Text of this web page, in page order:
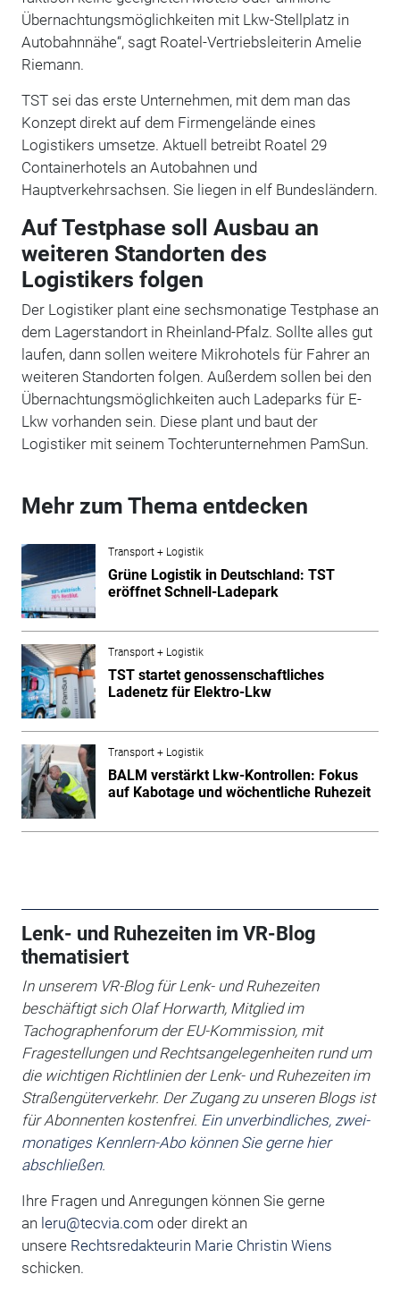
Übernachtungsmöglichkeiten mit Lkw-Stellplatz in
Autobahnnähe“, sagt Roatel-Vertriebsleiterin Amelie
Riemann.
TST sei das erste Unternehmen, mit dem man das
Konzept direkt auf dem Firmengelände eines
Logistikers umsetze. Aktuell betreibt Roatel 29
Containerhotels an Autobahnen und
Hauptverkehrsachsen. Sie liegen in elf Bundesländern.
Auf Testphase soll Ausbau an
weiteren Standorten des
Logistikers folgen
Der Logistiker plant eine sechsmonatige Testphase an
dem Lagerstandort in Rheinland-Pfalz. Sollte alles gut
laufen, dann sollen weitere Mikrohotels für Fahrer an
weiteren Standorten folgen. Außerdem sollen bei den
Übernachtungsmöglichkeiten auch Ladeparks für E-
Lkw vorhanden sein. Diese plant und baut der
Logistiker mit seinem Tochterunternehmen PamSun.
Mehr zum Thema entdecken
Transport + Logistik
Grüne Logistik in Deutschland: TST
eröffnet Schnell-Ladepark
Transport + Logistik
TST startet genossenschaftliches
Ladenetz für Elektro-Lkw
Transport + Logistik
BALM verstärkt Lkw-Kontrollen: Fokus
auf Kabotage und wöchentliche Ruhezeit
Lenk- und Ruhezeiten im VR-Blog
thematisiert
In unserem VR-Blog für Lenk- und Ruhezeiten
beschäftigt sich Olaf Horwarth, Mitglied im
Tachographenforum der EU-Kommission, mit
Fragestellungen und Rechtsangelegenheiten rund um
die wichtigen Richtlinien der Lenk- und Ruhezeiten im
Straßengüterverkehr. Der Zugang zu unseren Blogs ist
für Abonnenten kostenfrei. Ein unverbindliches, zwei-
monatiges Kennlern-Abo können Sie gerne hier
abschließen.
Ihre Fragen und Anregungen können Sie gerne
an leru@tecvia.com oder direkt an
unsere Rechtsredakteurin Marie Christin Wiens
schicken.